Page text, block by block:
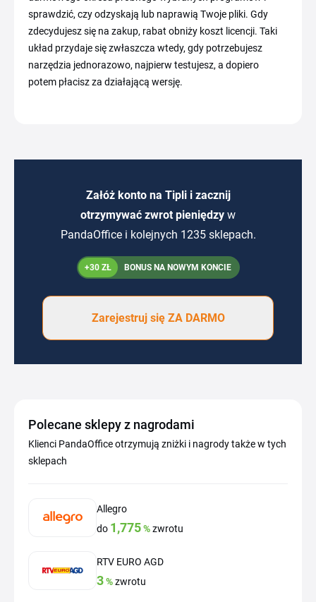
sprawdzić, czy odzyskają lub naprawią Twoje pliki. Gdy
zdecydujesz się na zakup, rabat obniży koszt licencji. Taki
układ przydaje się zwłaszcza wtedy, gdy potrzebujesz
narzędzia jednorazowo, najpierw testujesz, a dopiero
potem płacisz za działającą wersję.
Załóż konto na Tipli i zacznij
otrzymywać zwrot pieniędzy w
PandaOffice i kolejnych 1235 sklepach.
+30 ZŁ BONUS NA NOWYM KONCIE
Zarejestruj się ZA DARMO
Polecane sklepy z nagrodami
Klienci PandaOffice otrzymują zniżki i nagrody także w tych
sklepach
Allegro
do 1,775%zwrotu
RTV EURO AGD
3%zwrotu